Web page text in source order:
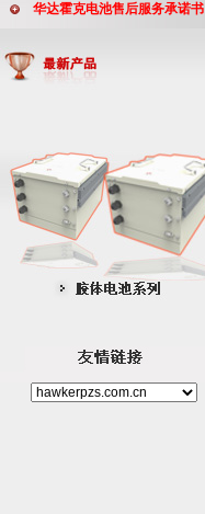
华达霍克电池售后服务承诺书